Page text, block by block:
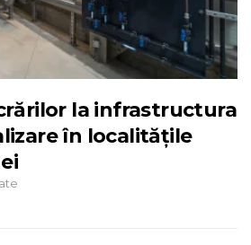
la infrastructura
în localitățile